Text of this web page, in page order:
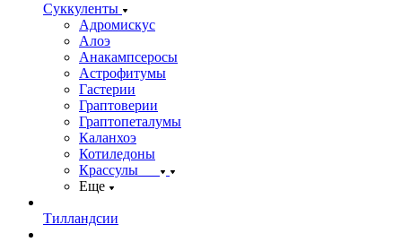
Суккуленты
Адромискус
Алоэ
Анакампсеросы
Астрофитумы
Гастерии
Граптоверии
Граптопеталумы
Каланхоэ
Котиледоны
Крассулы
Еще
Тилландсии